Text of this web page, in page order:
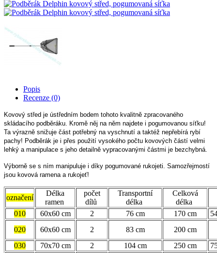
Popis
Recenze (0)
Kovový střed je ústředním bodem tohoto kvalitně zpracovaného
skládacího podběráku. Kromě něj na něm najdete i pogumovanou síťku!
Ta výrazně snižuje část potřebný na vyschnutí a taktéž nepřebírá rybí
pachy! Podběrák je i přes použití vysokého počtu kovových částí velmi
lehký a manipulace s jeho detailně vypracovanými částmi je bezchybná.
Výborně se s ním manipuluje i díky pogumované rukojeti. Samozřejmostí
jsou kovová ramena a rukojeť!
označení
Délka
ramen
počet
dílů
Transportní
délka
Celková
délka
010
60x60 cm 2 76 cm 170 cm
020
60x60 cm 2 83 cm 200 cm
030 70x70 cm 2 104 cm 250 cm